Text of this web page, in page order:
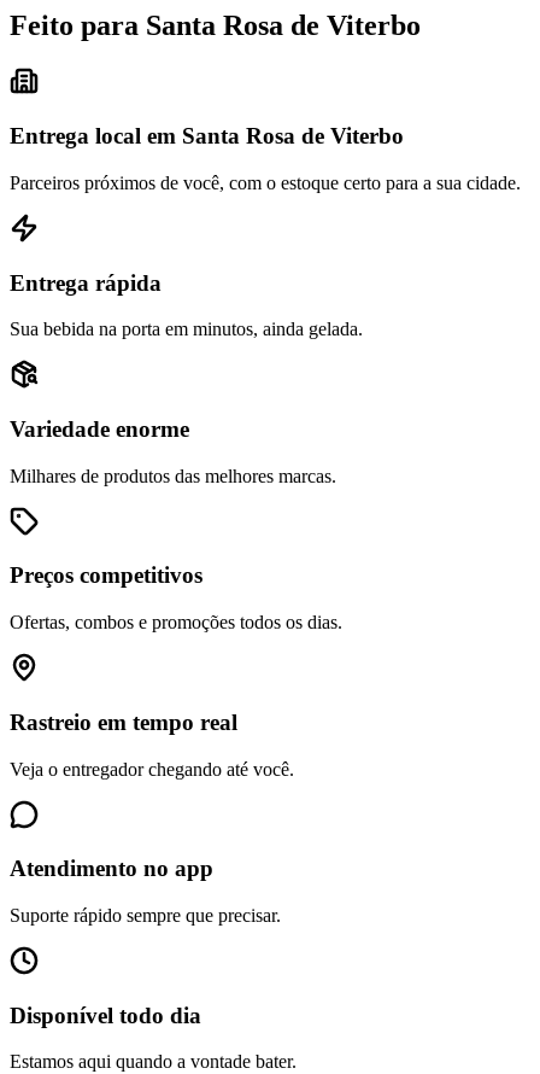
Feito para Santa Rosa de Viterbo
Entrega local em Santa Rosa de Viterbo
Parceiros próximos de você, com o estoque certo para a sua cidade.
Entrega rápida
Sua bebida na porta em minutos, ainda gelada.
Variedade enorme
Milhares de produtos das melhores marcas.
Preços competitivos
Ofertas, combos e promoções todos os dias.
Rastreio em tempo real
Veja o entregador chegando até você.
Atendimento no app
Suporte rápido sempre que precisar.
Disponível todo dia
Estamos aqui quando a vontade bater.